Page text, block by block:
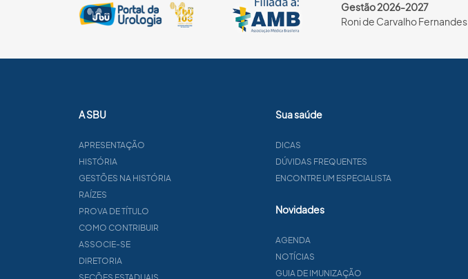
Gestão 2026-2027
Roni de Carvalho Fernandes
A SBU
APRESENTAÇÃO
HISTÓRIA
GESTÕES NA HISTÓRIA
RAÍZES
PROVA DE TÍTULO
COMO CONTRIBUIR
ASSOCIE-SE
DIRETORIA
Sua saúde
DICAS
DÚVIDAS FREQUENTES
ENCONTRE UM ESPECIALISTA
Novidades
AGENDA
NOTÍCIAS
GUIA DE IMUNIZAÇÃO